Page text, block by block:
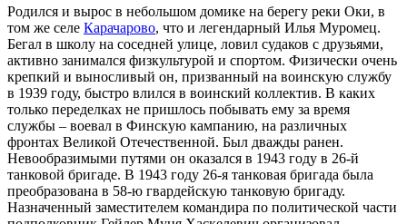
Родился и вырос в небольшом домике на берегу реки Оки, в
том же селе Карачарово, что и легендарный Илья Муромец.
Бегал в школу на соседней улице, ловил судаков с друзьями,
активно занимался физкультурой и спортом. Физически очень
крепкий и выносливый он, призванный на воинскую службу
в 1939 году, быстро влился в воинский коллектив. В каких
только переделках не пришлось побывать ему за время
службы – воевал в Финскую кампанию, на различных
фронтах Великой Отечественной. Был дважды ранен.
Невообразимыми путями он оказался в 1943 году в 26-й
танковой бригаде. В 1943 году 26-я танковая бригада была
преобразована в 58-ю гвардейскую танковую бригаду.
Назначенный заместителем командира по политической части